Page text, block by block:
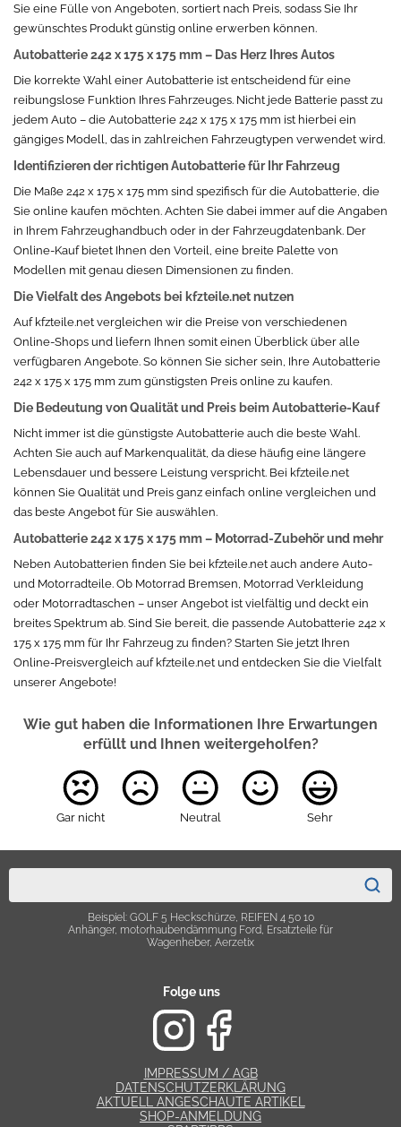
Sie eine Fülle von Angeboten, sortiert nach Preis, sodass Sie Ihr
gewünschtes Produkt günstig online erwerben können.
Autobatterie 242 x 175 x 175 mm – Das Herz Ihres Autos
Die korrekte Wahl einer Autobatterie ist entscheidend für eine
reibungslose Funktion Ihres Fahrzeuges. Nicht jede Batterie passt zu
jedem Auto – die Autobatterie 242 x 175 x 175 mm ist hierbei ein
gängiges Modell, das in zahlreichen Fahrzeugtypen verwendet wird.
Identifizieren der richtigen Autobatterie für Ihr Fahrzeug
Die Maße 242 x 175 x 175 mm sind spezifisch für die Autobatterie, die
Sie online kaufen möchten. Achten Sie dabei immer auf die Angaben
in Ihrem Fahrzeughandbuch oder in der Fahrzeugdatenbank. Der
Online-Kauf bietet Ihnen den Vorteil, eine breite Palette von
Modellen mit genau diesen Dimensionen zu finden.
Die Vielfalt des Angebots bei kfzteile.net nutzen
Auf kfzteile.net vergleichen wir die Preise von verschiedenen
Online-Shops und liefern Ihnen somit einen Überblick über alle
verfügbaren Angebote. So können Sie sicher sein, Ihre Autobatterie
242 x 175 x 175 mm zum günstigsten Preis online zu kaufen.
Die Bedeutung von Qualität und Preis beim Autobatterie-Kauf
Nicht immer ist die günstigste Autobatterie auch die beste Wahl.
Achten Sie auch auf Markenqualität, da diese häufig eine längere
Lebensdauer und bessere Leistung verspricht. Bei kfzteile.net
können Sie Qualität und Preis ganz einfach online vergleichen und
das beste Angebot für Sie auswählen.
Autobatterie 242 x 175 x 175 mm – Motorrad-Zubehör und mehr
Neben Autobatterien finden Sie bei kfzteile.net auch andere Auto-
und Motorradteile. Ob Motorrad Bremsen, Motorrad Verkleidung
oder Motorradtaschen – unser Angebot ist vielfältig und deckt ein
breites Spektrum ab. Sind Sie bereit, die passende Autobatterie 242 x
175 x 175 mm für Ihr Fahrzeug zu finden? Starten Sie jetzt Ihren
Online-Preisvergleich auf kfzteile.net und entdecken Sie die Vielfalt
unserer Angebote!
Wie gut haben die Informationen Ihre Erwartungen
erfüllt und Ihnen weitergeholfen?
Gar nicht Neutral Sehr
Beispiel: GOLF 5 Heckschürze, REIFEN 4 50 10
Anhänger, motorhaubendämmung Ford, Ersatzteile für
Wagenheber, Aerzetix
Folge uns
IMPRESSUM / AGB
DATENSCHUTZERKLÄRUNG
AKTUELL ANGESCHAUTE ARTIKEL
SHOP-ANMELDUNG